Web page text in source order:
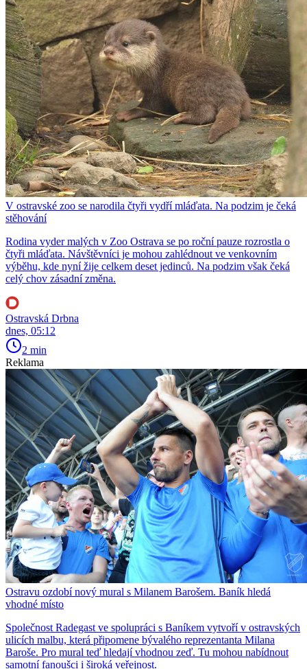
V ostravské zoo se narodila čtyři vydří mláďata. Na podzim je čeká
stěhování
Rodina vyder malých v Zoo Ostrava se po roční pauze rozrostla o
čtyři mláďata. Návštěvníci je mohou zahlédnout ve venkovním
výběhu, kde nyní žije celkem deset jedinců. Na podzim však čeká
celý chov zásadní změna.
Ostravská Drbna
dnes, 05:12
2 min
Reklama
Ostravu ozdobí nový mural s Milanem Barošem. Baník hledá
vhodné místo
Společnost Radegast ve spolupráci s Baníkem vytvoří v ostravských
ulicích malbu, která připomene bývalého reprezentanta Milana
Baroše. Pro mural teď hledají vhodnou zeď. Tu mohou nabídnout
samotní fanoušci i široká veřejnost.